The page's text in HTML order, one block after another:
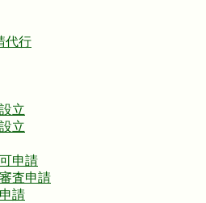
代行
立
立
申請
査申請
請